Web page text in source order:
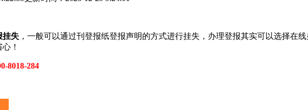
挂失 ，一般可以通过刊登报纸登报声明的方式进行挂失，办理登报其实可以选择在
！
8018-284